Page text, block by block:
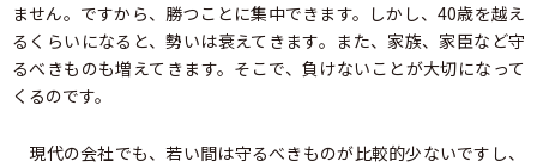
ません。ですから、勝つことに集中できます。しかし、40歳を越え
るくらいになると、勢いは衰えてきます。また、家族、家臣など守
るべきものも増えてきます。そこで、負けないことが大切になって
くるのです。
現代の会社でも、若い間は守るべきものが比較的少ないですし、